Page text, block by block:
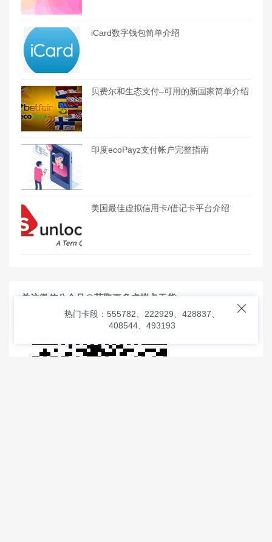
iCard数字钱包简单介绍
贝费尔和生态支付–可用的新国家简单介绍
印度ecoPayz支付帐户完整指南
美国最佳虚拟信用卡/借记卡平台介绍
关注微信公众号@获取更多虚拟卡干货

热门卡段：555782、222929、428837、
408544、493193